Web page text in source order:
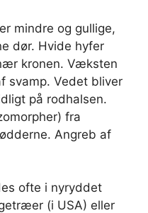
mindre og gullige,
dør. Hvide hyfer
kronen. Væksten
svamp. Vedet bliver
på rodhalsen.
fra
Angreb af
ofte i nyryddet
(i USA) eller